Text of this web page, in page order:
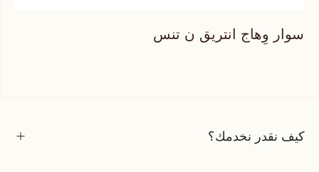
سوار وِهاج انتريق ن تنس
كيف نقدر نخدمك؟